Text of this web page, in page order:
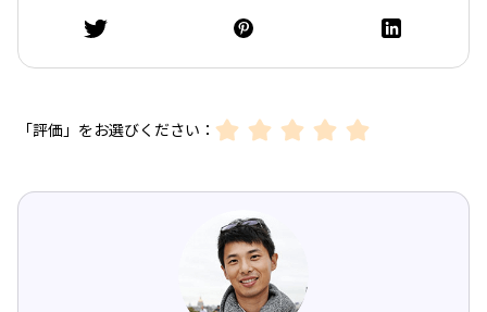
「評価」をお選びください：